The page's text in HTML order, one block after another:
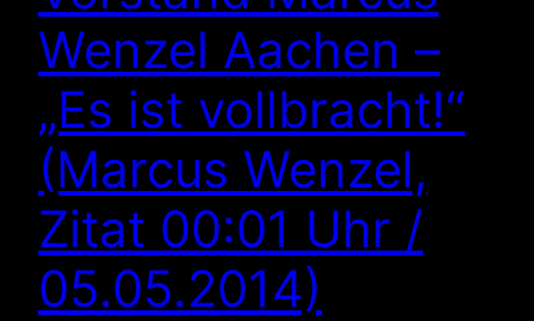
Wenzel Aachen –
„Es ist vollbracht!“
(Marcus Wenzel,
Zitat 00:01 Uhr /
05.05.2014)